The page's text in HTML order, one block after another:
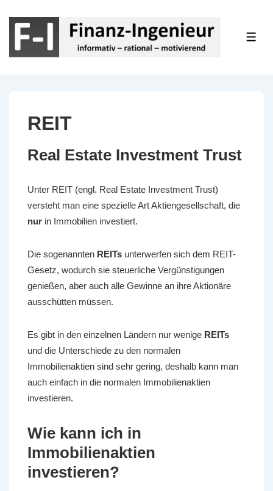
Zum
Inhalt
REIT
Real Estate Investment Trust
Unter REIT (engl. Real Estate Investment Trust)
versteht man eine spezielle Art Aktiengesellschaft, die
nur in Immobilien investiert.
Die sogenannten REITs unterwerfen sich dem REIT-
Gesetz, wodurch sie steuerliche Vergünstigungen
genießen, aber auch alle Gewinne an ihre Aktionäre
ausschütten müssen.
Es gibt in den einzelnen Ländern nur wenige REITs
und die Unterschiede zu den normalen
Immobilienaktien sind sehr gering, deshalb kann man
auch einfach in die normalen Immobilienaktien
investieren.
Wie kann ich in
Immobilienaktien
investieren?